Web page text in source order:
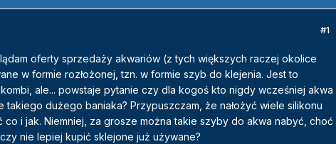
#1
oferty sprzedaży akwariów (z tych większych raczej okolice
w formie rozłożonej, tzn. w formie szyb do klejenia. Jest to
ale... powstaje pytanie czy dla kogoś kto nigdy wcześniej akwa
takiego dużego baniaka? Przypuszczam, że nałożyć wiele silikonu
i jak. Niemniej, za grosze można takie szyby do akwa nabyć, choć
nie lepiej kupić sklejone już używane?